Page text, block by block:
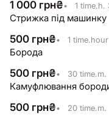
1 000 грн₴• 1 time.h.
Стрижка під машинку
500 грн₴• 1 time.hour
Борода
500 грн₴• 30 time.m.
Камуфлювання
500 грн₴• 20 time.m.